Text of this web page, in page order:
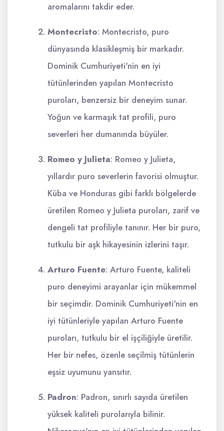
aromalarını takdir eder.
Montecristo: Montecristo, puro
dünyasında klasikleşmiş bir markadır.
Dominik Cumhuriyeti'nin en iyi
tütünlerinden yapılan Montecristo
puroları, benzersiz bir deneyim sunar.
Yoğun ve karmaşık tat profili, puro
severleri her dumanında büyüler.
Romeo y Julieta: Romeo y Julieta,
yıllardır puro severlerin favorisi olmuştur.
Küba ve Honduras gibi farklı bölgelerde
üretilen Romeo y Julieta puroları, zarif ve
dengeli tat profiliyle tanınır. Her bir puro,
tutkulu bir aşk hikayesinin izlerini taşır.
Arturo Fuente: Arturo Fuente, kaliteli
puro deneyimi arayanlar için mükemmel
bir seçimdir. Dominik Cumhuriyeti'nin en
iyi tütünleriyle yapılan Arturo Fuente
puroları, tutkulu bir el işçiliğiyle üretilir.
Her bir nefes, özenle seçilmiş tütünlerin
eşsiz uyumunu yansıtır.
Padron: Padron, sınırlı sayıda üretilen
yüksek kaliteli purolarıyla bilinir.